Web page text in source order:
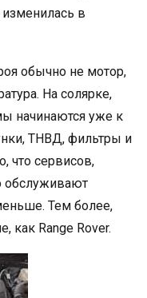
в
обычно не мотор,
На солярке,
начинаются уже к
ТНВД, фильтры и
что сервисов,
обслуживают
Тем более,
как Range Rover.